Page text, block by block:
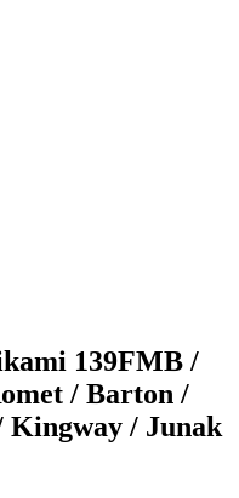
139FMB /
/ Barton /
Kingway / Junak